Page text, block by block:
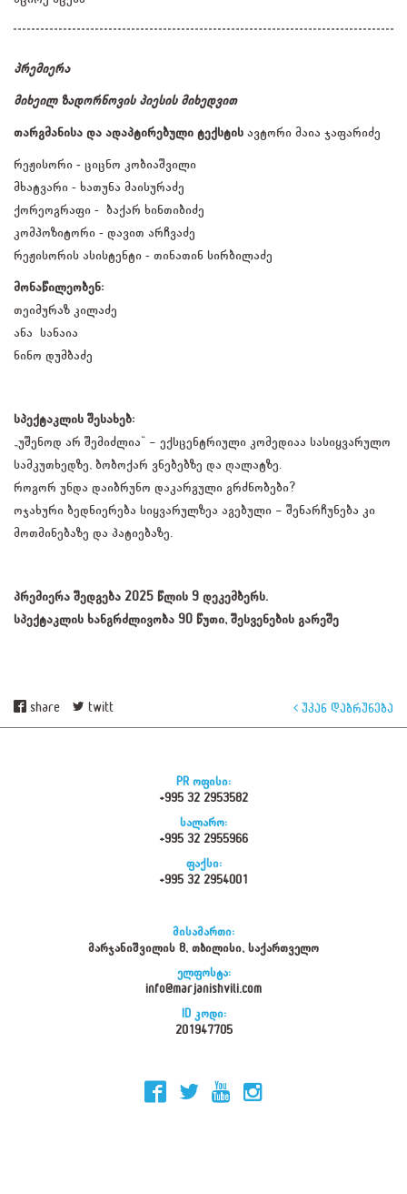
პრემიერა
მიხეილ ზადორნოვის პიესის მიხედვით
თარგმანისა და ადაპტირებული ტექსტის ავტორი მაია ჯაფარიძე
რეჟისორი - ციცნო კობიაშვილი
მხატვარი - ხათუნა მაისურაძე
ქორეოგრაფი - ბაქარ ხინთიბიძე
კომპოზიტორი - დავით არჩვაძე
რეჟისორის ასისტენტი - თინათინ სირბილაძე
მონაწილეობენ:
თეიმურაზ კილაძე
ანა სანაია
ნინო დუმბაძე
სპექტაკლის შესახებ:
„უშენოდ არ შემიძლია“ — ექსცენტრიული კომედიაა სასიყვარულო
სამკუთხედზე, ბობოქარ ვნებებზე და ღალატზე.
როგორ უნდა დაიბრუნო დაკარგული გრძნობები?
ოჯახური ბედნიერება სიყვარულზეა აგებული — შენარჩუნება კი
მოთმინებაზე და პატიებაზე.
პრემიერა შედგება 2025 წლის 9 დეკემბერს.
სპექტაკლის ხანგრძლივობა 90 წუთი, შესვენების გარეშე
share twitt უკან დაბრუნება
PR ოფისი:
+995 32 2953582
სალარო:
+995 32 2955966
ფაქსი:
+995 32 2954001
მისამართი:
მარჯანიშვილის 8, თბილისი, საქართველო
ელფოსტა:
info@marjanishvili.com
ID კოდი:
201947705